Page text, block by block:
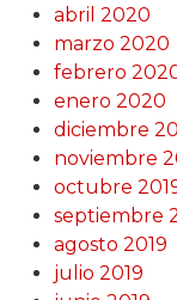
abril 2020
marzo 2020
febrero
enero 2020
diciembre
noviembre
octubre
septiembre
agosto 2019
julio 2019